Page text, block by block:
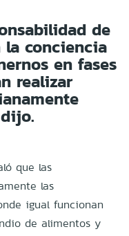
de
la conciencia
en fases
realizar
que las
las
igual funcionan
de alimentos y